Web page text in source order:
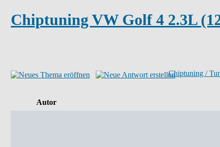
Chiptuning VW Golf 4 2.3L
Chiptuning /
Autor